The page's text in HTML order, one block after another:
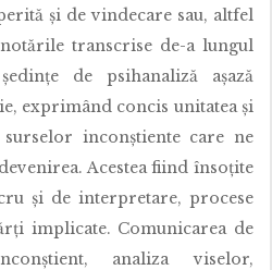
și de vindecare sau, altfel
transcrise de-a lungul
de psihanaliză așază
exprimând concis unitatea și
inconștiente care ne
Acestea fiind însoțite
și de interpretare, procese
implicate. Comunicarea de
analiza viselor,